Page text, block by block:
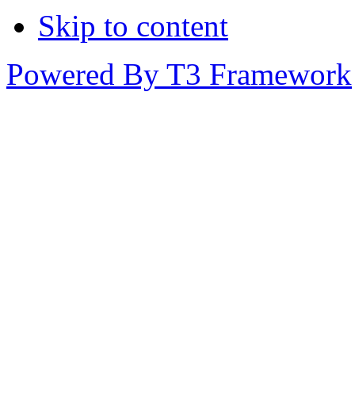
Skip to content
Powered By T3 Framework